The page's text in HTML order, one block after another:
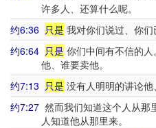
许多人、还算什么呢。
约6:36 只是 我对你们说过、你们
约6:64 只是 你们中间有不信的
他、谁要卖他。
约7:13 只是 没有人明明的讲论他
约7:27 然而我们知道这个人从那
人知道他从那里来。